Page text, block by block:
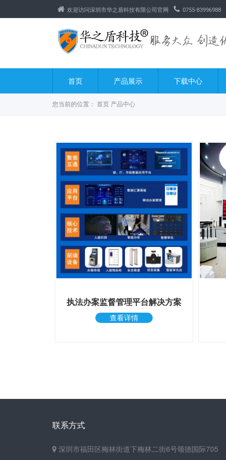
欢迎访问深圳市华之盾科技有限公司官网 0755-83996988
首页 产品展示 下载中心
您当前的位置： 首页 产品中心
执法办案监督管理平台解决方案
查看详情
联系方式
深圳市福田区梅林街道下梅林二街6号颂德国际705